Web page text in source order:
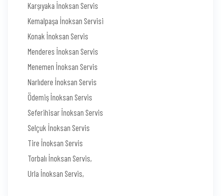
Karşıyaka İnoksan Servis
Kemalpaşa İnoksan Servisi
Konak İnoksan Servis
Menderes İnoksan Servis
Menemen İnoksan Servis
Narlıdere İnoksan Servis
Ödemiş İnoksan Servis
Seferihisar İnoksan Servis
Selçuk İnoksan Servis
Tire İnoksan Servis
Torbalı İnoksan Servis,
Urla İnoksan Servis,